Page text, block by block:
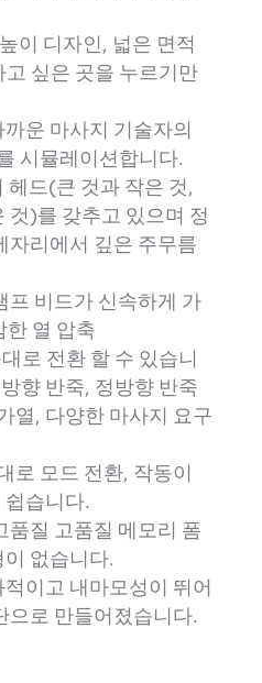
이 디자인, 넓은 면적
싶은 곳을 누르기만
운 마사지 기술자의
시뮬레이션합니다.
드(큰 것과 작은 것,
것)를 갖추고 있으며 정
자리에서 깊은 주무름
프 비드가 신속하게 가
한 열 압축
로 전환 할 수 있습니
향 반죽, 정방향 반죽
열, 다양한 마사지 요구
로 모드 전환, 작동이
습니다.
품질 고품질 메모리 폼
없습니다.
이고 내마모성이 뛰어
으로 만들어졌습니다.